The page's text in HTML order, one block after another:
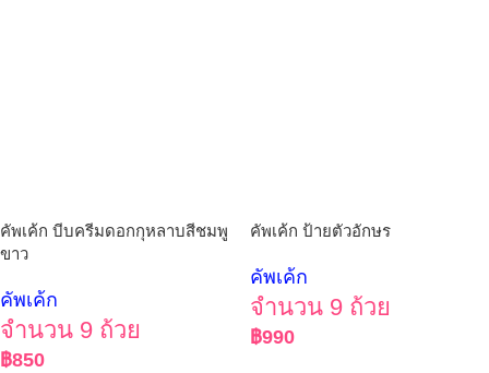
คัพเค้ก บีบครีมดอกกุหลาบสีชมพู
ขาว
คัพเค้ก
จำนวน 9 ถ้วย
฿850
คัพเค้ก ป้ายตัวอักษร
คัพเค้ก
จำนวน 9 ถ้วย
฿990